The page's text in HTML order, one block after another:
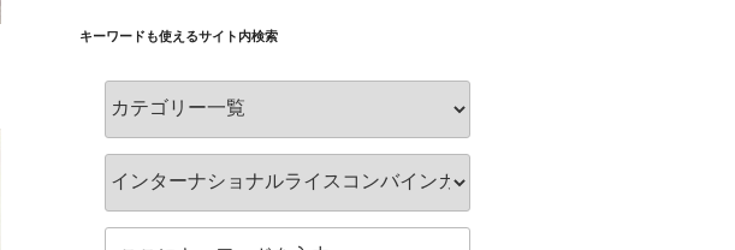
キーワードも使えるサイト内検索